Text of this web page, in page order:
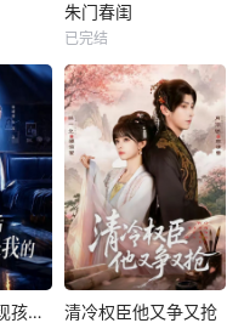
朱门春闺
已完结
当上月嫂后发现孩子是我的 清冷权臣他又争又抢